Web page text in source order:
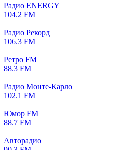
Радио ENERGY
104.2 FM
Радио Рекорд
106.3 FM
Ретро FM
88.3 FM
Радио Монте-Карло
102.1 FM
Юмор FM
88.7 FM
Авторадио